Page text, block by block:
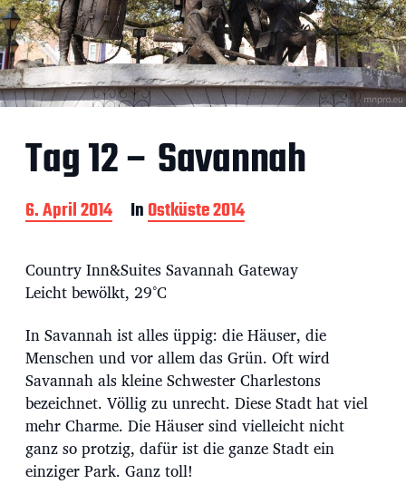
Tag 12 – Savannah
B
e
t
r
a
s
d
a
t
u
m
6. April 2014 InOstküste 2014
Country Inn&Suites Savannah Gateway
Leicht bewölkt, 29°C
In Savannah ist alles üppig: die Häuser, die
Menschen und vor allem das Grün. Oft wird
Savannah als kleine Schwester Charlestons
bezeichnet. Völlig zu unrecht. Diese Stadt hat viel
mehr Charme. Die Häuser sind vielleicht nicht
ganz so protzig, dafür ist die ganze Stadt ein
einziger Park. Ganz toll!